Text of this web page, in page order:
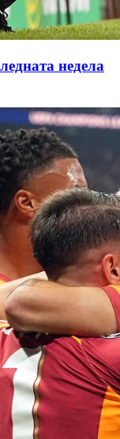
недела